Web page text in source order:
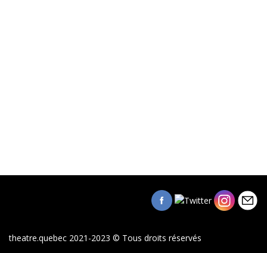
theatre.quebec 2021-2023 © Tous droits réservés